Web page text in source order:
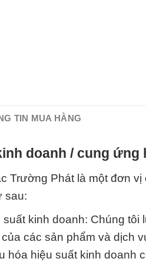
TIN MUA HÀNG
doanh / cung ứng
Trường Phát là một đơn
sau:
kinh doanh: Chúng
các sản phẩm và dịch
hóa hiệu suất kinh doanh